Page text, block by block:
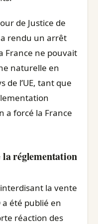
de Justice de
a rendu un arrêt
France ne pouvait
naturelle en
de l’UE, tant que
a forcé la France
la réglementation
la vente
a été publié en
réaction des